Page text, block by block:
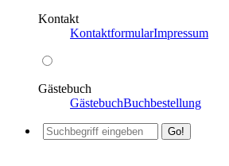
Kontakt
KontaktformularImpressum
Gästebuch
GästebuchBuchbestellung